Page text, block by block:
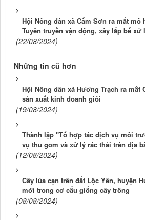
Hội Nông dân xã Cẩm Sơn ra mắt mô
Tuyên truyền vận động, xây lắp bể
(22/08/2024)
Những tin cũ hơn
Hội Nông dân xã Hương Trạch ra mắt
sản xuất kinh doanh giỏi
(19/08/2024)
Thành lập "Tổ hợp tác dịch vụ môi
vụ thu gom và xử lý rác thải trên địa
(12/08/2024)
Cây lúa cạn trên đất Lộc Yên, huyện
mới trong cơ cấu giống cây trồng
(08/08/2024)